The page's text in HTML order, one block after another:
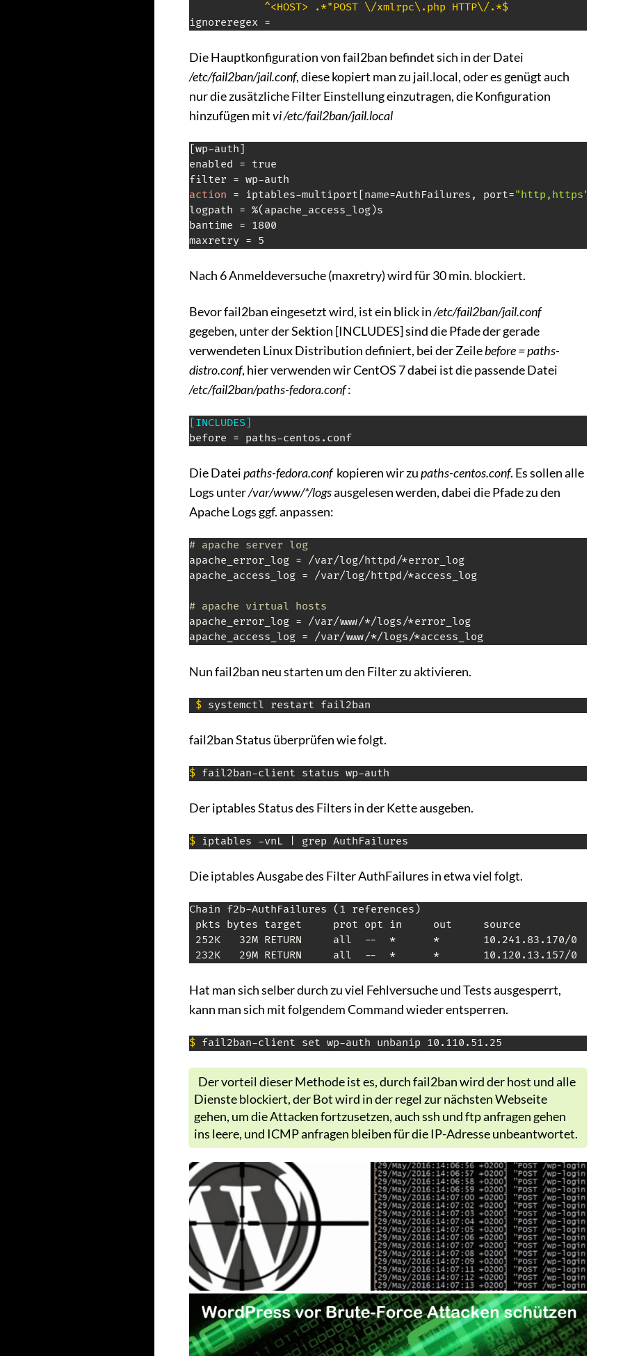
            ^<HOST> .*"POST \/xmlrpc\.php HTTP\/.*$
Die Hauptkonfiguration von fail2ban befindet sich in der Datei
/etc/fail2ban/jail.conf, diese kopiert man zu jail.local, oder es genügt auch
nur die zusätzliche Filter Einstellung einzutragen, die Konfiguration
hinzufügen mitvi /etc/fail2ban/jail.local
[wp-auth]
enabled = true
action = iptables-multiport[name=AuthFailures, port="http,https"
logpath = %(apache_access_log)s
bantime = 1800
maxretry = 5
Nach 6 Anmeldeversuche (maxretry) wird für 30 min. blockiert.
Bevor fail2ban eingesetzt wird, ist ein blick in/etc/fail2ban/jail.conf
gegeben, unter der Sektion [INCLUDES] sind die Pfade der gerade
verwendeten Linux Distribution definiert, bei der Zeilebefore = paths-
distro.conf, hier verwenden wir CentOS 7 dabei ist die passende Datei
/etc/fail2ban/paths-fedora.conf:
[INCLUDES]
before = paths-centos.conf
Die Dateipaths-fedora.confkopieren wir zupaths-centos.conf. Es sollen alle
Logs unter/var/www/*/logsausgelesen werden, dabei die Pfade zu den
Apache Logs ggf. anpassen:
# apache server log
apache_error_log = /var/log/httpd/*error_log
apache_access_log = /var/log/httpd/*access_log
# apache virtual hosts
apache_error_log = /var/www/*/logs/*error_log
apache_access_log = /var/www/*/logs/*access_log
Nun fail2ban neu starten um den Filter zu aktivieren.
$ systemctl restart fail2ban
fail2ban Status überprüfen wie folgt.
$ fail2ban-client status wp-auth
Der iptables Status des Filters in der Kette ausgeben.
$ iptables -vnL | grep AuthFailures
Die iptables Ausgabe des Filter AuthFailures in etwa viel folgt.
Chain f2b-AuthFailures (1 references)
pkts bytes target     prot opt in     out     source
252K   32M RETURN     all  --  *      *       10.241.83.170/0
232K   29M RETURN     all  --  *      *       10.120.13.157/0
Hat man sich selber durch zu viel Fehlversuche und Tests ausgesperrt,
kann man sich mit folgendem Command wieder entsperren.
$ fail2ban-client set wp-auth unbanip 10.110.51.25
Der vorteil dieser Methode ist es, durch fail2ban wird der host und alle
Dienste blockiert, der Bot wird in der regel zur nächsten Webseite
gehen, um die Attacken fortzusetzen, auch ssh und ftp anfragen gehen
ins leere, und ICMP anfragen bleiben für die IP-Adresse unbeantwortet.